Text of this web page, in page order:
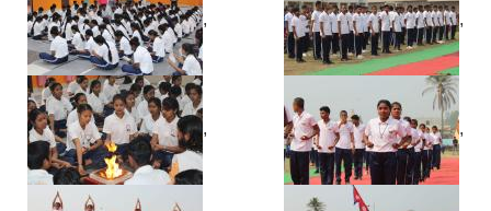
, ,
, ,